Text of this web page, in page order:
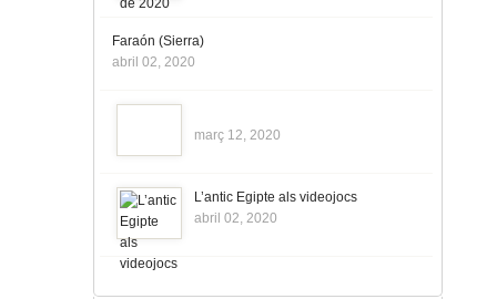
Faraón (Sierra)
abril 02, 2020
març 12, 2020
L’antic Egipte als videojocs
abril 02, 2020